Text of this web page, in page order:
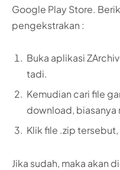
Google Play Store.
pengekstrakan :
Buka aplikasi
tadi.
Kemudian cari file
download, biasanya
Klik file .zip
Jika sudah, maka akan